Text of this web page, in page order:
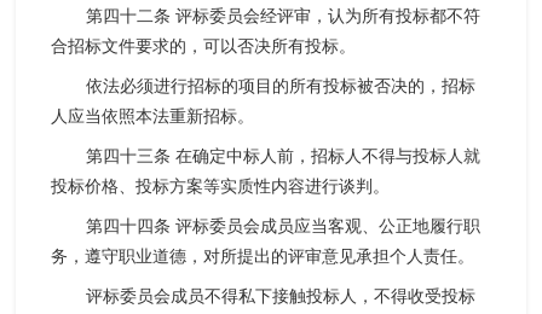
第四十二条 评标委员会经评审，认为所有投标都不符
合招标文件要求的，可以否决所有投标。
依法必须进行招标的项目的所有投标被否决的，招标
人应当依照本法重新招标。
第四十三条 在确定中标人前，招标人不得与投标人就
投标价格、投标方案等实质性内容进行谈判。
第四十四条 评标委员会成员应当客观、公正地履行职
务，遵守职业道德，对所提出的评审意见承担个人责任。
评标委员会成员不得私下接触投标人，不得收受投标